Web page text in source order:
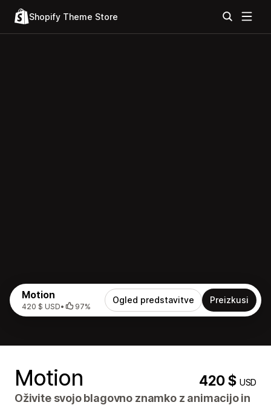
Shopify Theme Store
Motion
420 $ USD• 97%
Ogled predstavitve Preizkusi
Motion 420 $USD
Oživite svojo blagovno znamko z animacijo in